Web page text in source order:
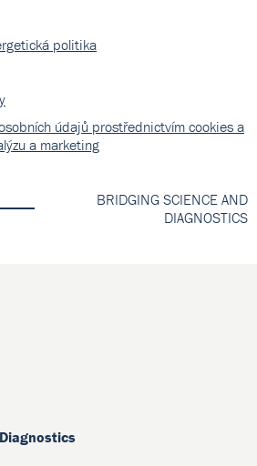
politika
údajů prostřednictvím cookies a
a marketing
BRIDGING SCIENCE AND
DIAGNOSTICS